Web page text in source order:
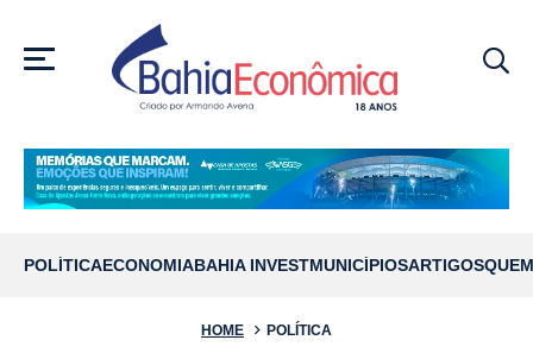
MENU
POLÍTICAECONOMIABAHIA INVESTMUNICÍPIOSARTIGOS
HOME POLÍTICA